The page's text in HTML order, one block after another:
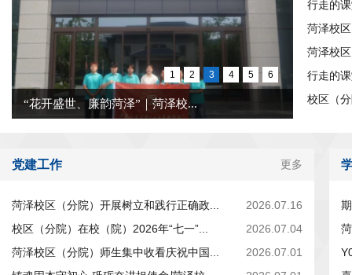
“花开盛世、廉韵菏泽”｜菏泽校...
1 2 3 4 5 6
行走的
菏泽校
菏泽校
行走的
校区（
党建工作 更多
菏泽校区（分院）开展树立和践行正确政...
2026.07.16
校区（分院）在校（院）2026年“七一”...
2026.07.04
菏泽校区（分院）师生集中收看庆祝中国...
2026.07.01